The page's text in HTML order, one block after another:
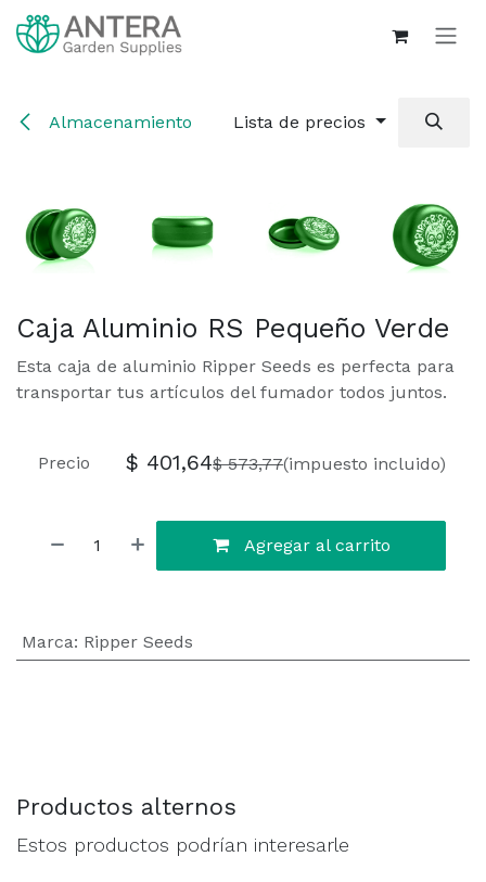
Ir al contenido
Almacenamiento Lista de precios
Caja Aluminio RS Pequeño Verde
Esta caja de aluminio Ripper Seeds es perfecta para
transportar tus artículos del fumador todos juntos.
Agregar al carrito
Precio $ 401,64$573,77(impuesto incluido)
Marca: Ripper Seeds
Productos alternos
Estos productos podrían interesarle